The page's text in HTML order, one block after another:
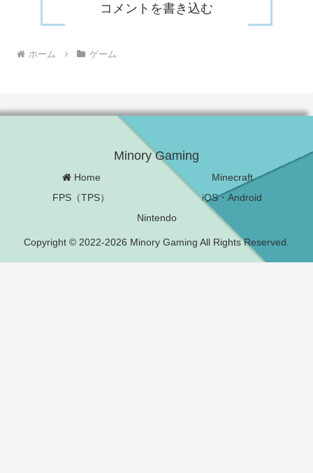
コメントを書き込む
ホーム ゲーム
Minory Gaming
Home
Minecraft
FPS（TPS）
iOS・Android
Nintendo
Copyright © 2022-2026 Minory Gaming All Rights Reserved.